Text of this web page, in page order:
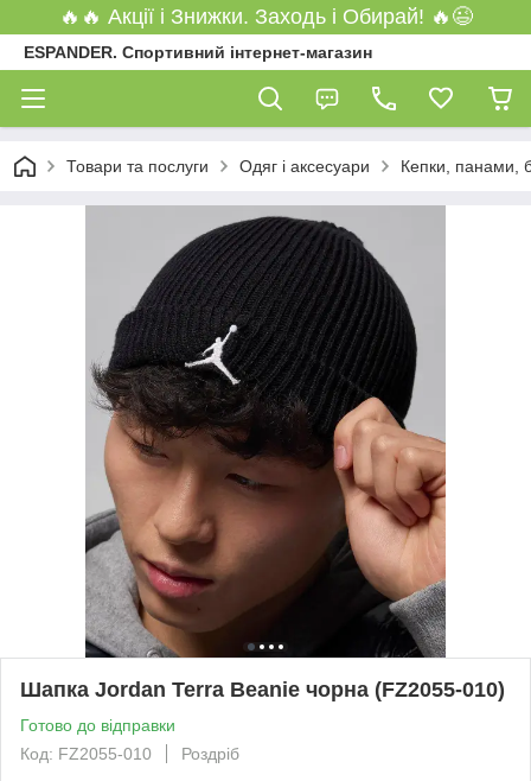
🔥🔥 Акції і Знижки. Заходь і Обирай! 🔥😉
ESPANDER. Спортивний інтернет-магазин
Товари та послуги Одяг і аксесуари Кепки, панами,
Шапка Jordan Terra Beanie чорна (FZ2055-010)
Готово до відправки
Код: FZ2055-010
Роздріб